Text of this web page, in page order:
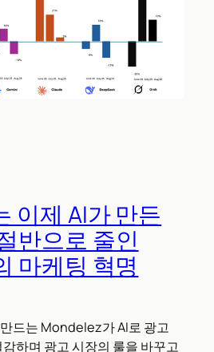
이제 AI가 만든
반으로 줄인
마케팅 혁명
드는 Mondelez가 AI로 광고
하며 광고 시장의 룰을 바꾸고